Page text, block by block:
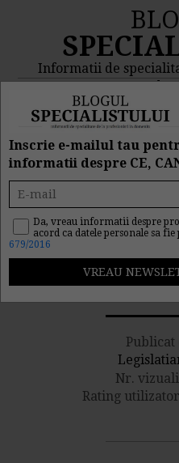
Informatii de
MENIU
Concediere
lunar. Ce
Muncii?
Publicat
Nr.
Rating
Inscrie e-mailul tau
informatii despre CE,
Da, vreau informatii despre
acord ca datele personale sa
679/2016